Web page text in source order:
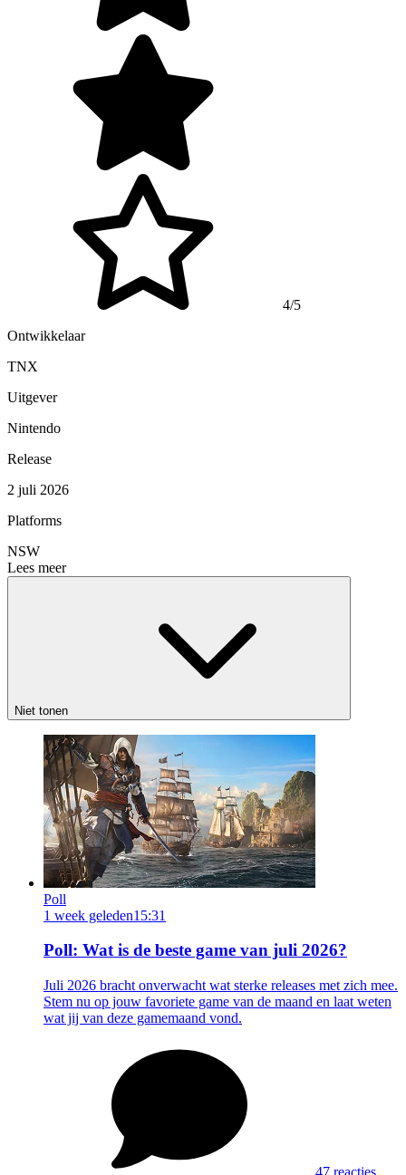
4/5
Ontwikkelaar
TNX
Uitgever
Nintendo
Release
2 juli 2026
Platforms
NSW
Lees meer
Niet tonen
Poll
1 week geleden15:31
Poll: Wat is de beste game van juli 2026?
Juli 2026 bracht onverwacht wat sterke releases met zich mee.
Stem nu op jouw favoriete game van de maand en laat weten
wat jij van deze gamemaand vond.
47 reacties